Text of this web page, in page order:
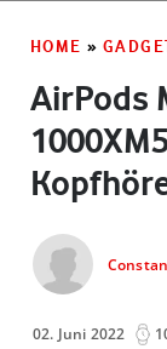
HOME »
AirPods
02. Juni 2022